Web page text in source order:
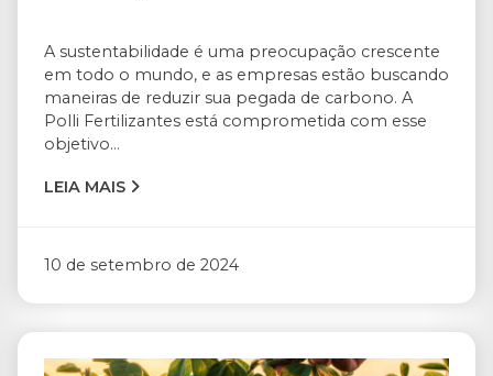
A sustentabilidade é uma preocupação crescente
em todo o mundo, e as empresas estão buscando
maneiras de reduzir sua pegada de carbono. A
Polli Fertilizantes está comprometida com esse
objetivo...
LEIA MAIS
10 de setembro de 2024